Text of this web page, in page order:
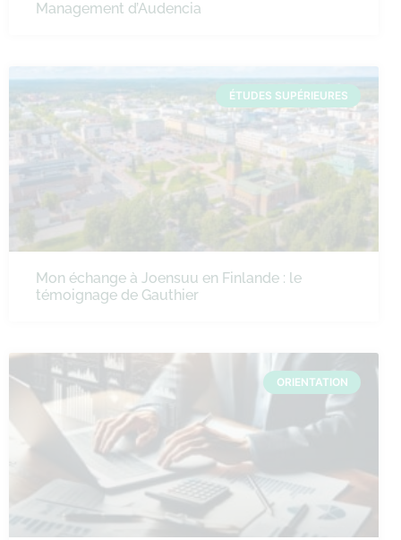
Management d’Audencia
ÉTUDES SUPÉRIEURES
Mon échange à Joensuu en Finlande : le
témoignage de Gauthier
ORIENTATION